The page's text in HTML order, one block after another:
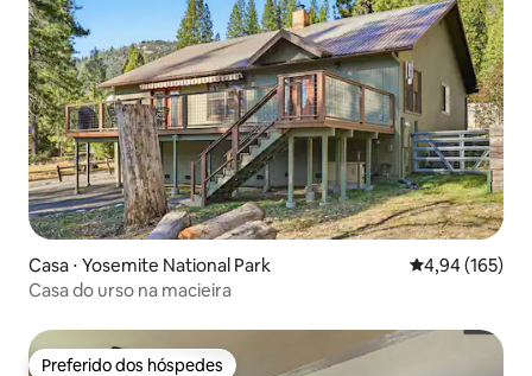
Casa ⋅ Yosemite National Park 4,94 de uma
4,94 (165)
Casa do urso na macieira
Preferido dos hóspedes